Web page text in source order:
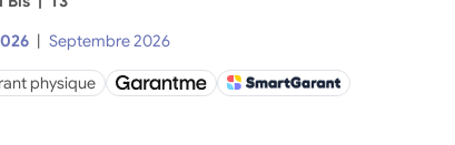
| Septembre 2026
physique